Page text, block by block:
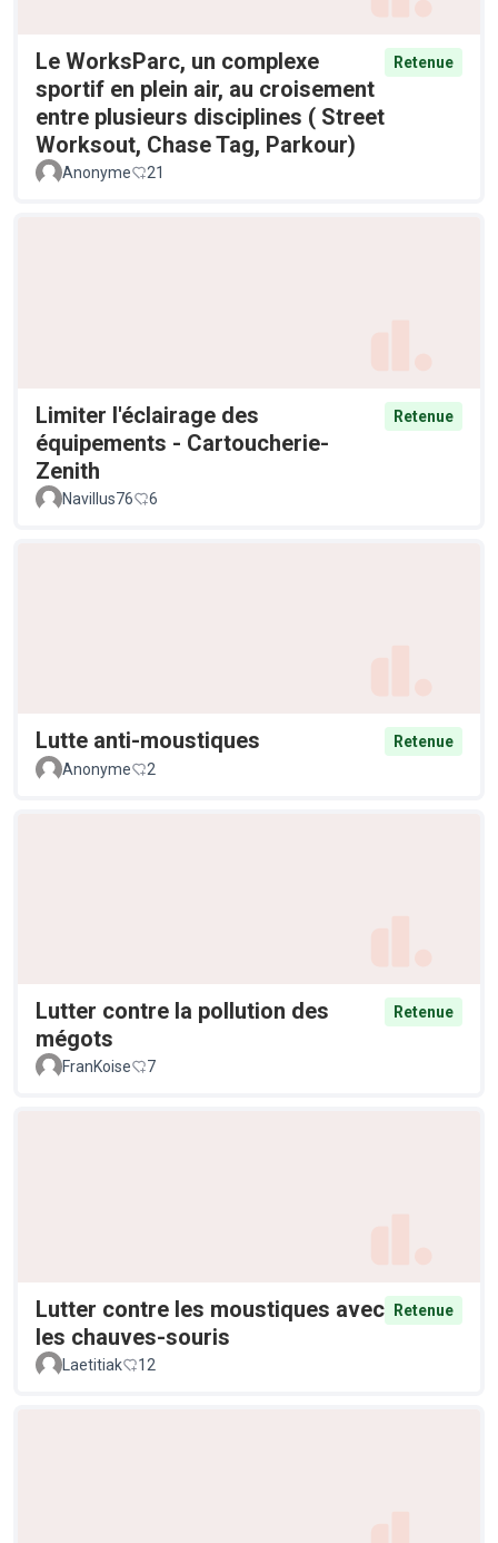
Le WorksParc, un complexe
sportif en plein air, au croisement
entre plusieurs disciplines ( Street
Worksout, Chase Tag, Parkour)
Retenue
Anonyme 21
Limiter l'éclairage des
équipements - Cartoucherie-
Zenith
Retenue
Navillus76 6
Lutte anti-moustiques
Retenue
Anonyme
2
Lutter contre la pollution des
mégots
Retenue
FranKoise 7
Lutter contre les moustiques avec
les chauves-souris
Retenue
Laetitiak 12